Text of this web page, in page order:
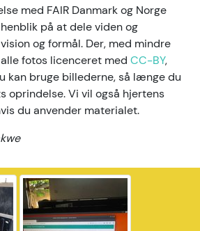
med FAIR Danmark og Norge
på at dele viden og
og formål. Der, med mindre
fotos licenceret med CC-BY,
kan bruge billederne, så længe du
oprindelse. Vi vil også hjertens
du anvender materialet.